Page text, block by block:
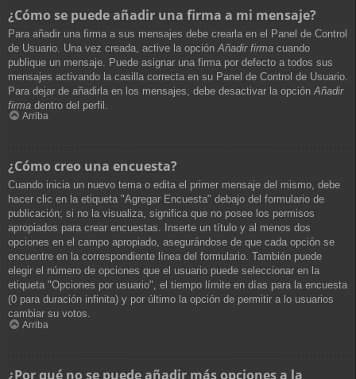
¿Cómo se puede añadir una firma a mi mensaje?
Para añadir una firma a sus mensajes debe crearla en el Panel de Control
de Usuario. Una vez creada, active la opción Añadir firma cuando
publique un mensaje. Puede asignar una firma por defecto a todos sus
mensajes activando la casilla correcta en su Panel de Control de Usuario.
Para dejar de añadirla en los mensajes, debe desactivar la opción Añadir
firma dentro del perfil.
Arriba
¿Cómo creo una encuesta?
Cuando inicia un nuevo tema o edita el primer mensaje del mismo, debe
hacer clic en la etiqueta "Agregar Encuesta" debajo del formulario de
publicación; si no la visualiza, significa que no posee los permisos
apropiados para crear encuestas. Inserte un título y al menos dos
opciones en el campo apropiado, asegurándose de que cada opción se
encuentre en la correspondiente línea del formulario. También puede
elegir el número de opciones que el usuario puede seleccionar en la
etiqueta "Opciones por usuario", el tiempo límite en días para la encuesta
(0 para duración infinita) y por último la opción de permitir a lo usuarios
cambiar su votos.
Arriba
¿Por qué no se puede añadir más opciones a la